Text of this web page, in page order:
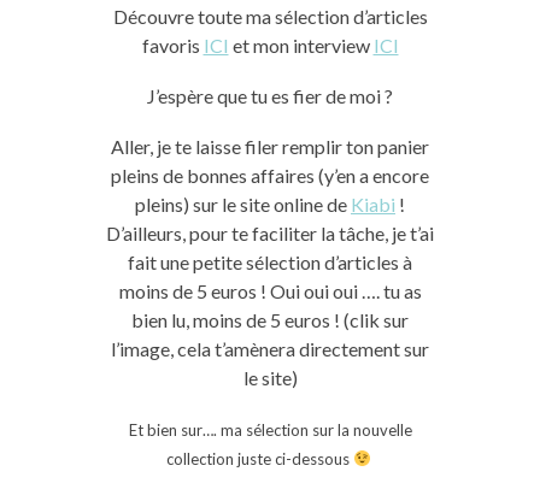
Découvre toute ma sélection d’articles
favoris ICI et mon interview ICI
J’espère que tu es fier de moi ?
Aller, je te laisse filer remplir ton panier
pleins de bonnes affaires (y’en a encore
pleins) sur le site online de Kiabi !
D’ailleurs, pour te faciliter la tâche, je t’ai
fait une petite sélection d’articles à
moins de 5 euros ! Oui oui oui …. tu as
bien lu, moins de 5 euros ! (clik sur
l’image, cela t’amènera directement sur
le site)
Et bien sur…. ma sélection sur la nouvelle
collection juste ci-dessous